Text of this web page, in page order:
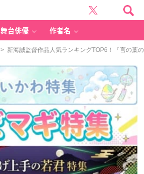
舞台俳優 作者名
> 新海誠監督作品人気ランキングTOP6！『言の葉